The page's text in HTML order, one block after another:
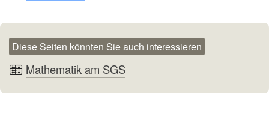
Diese Seiten könnten Sie auch interessieren
Mathematik am SGS